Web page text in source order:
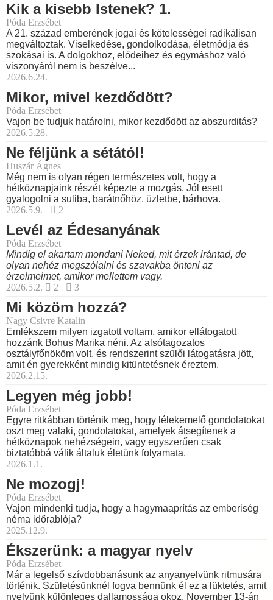
Kik a kisebb Istenek? 1.
Póda Erzsébet
A 21. század emberének jogai és kötelességei radikálisan
megváltoztak. Viselkedése, gondolkodása, életmódja és
szokásai is. A dolgokhoz, elődeihez és egymáshoz való
viszonyáról nem is beszélve...
2026.6.24.
Mikor, mivel kezdődött?
Póda Erzsébet
Vajon be tudjuk határolni, mikor kezdődött az abszurditás?
2026.5.28.
Ne féljünk a sétától!
Huszár Ágnes
Még nem is olyan régen természetes volt, hogy a
hétköznapjaink részét képezte a mozgás. Jól esett
gyalogolni a suliba, barátnőhöz, üzletbe, bárhova.
2026.5.9.
2
Levél az Édesanyának
Póda Erzsébet
Mindig el akartam mondani Neked, mit érzek irántad, de
olyan nehéz megszólalni és szavakba önteni az
érzelmeimet, amikor mellettem vagy.
2026.5.2.
2 3
Mi közöm hozzá?
Nagy Csivre Katalin
Emlékszem milyen izgatott voltam, amikor ellátogatott
hozzánk Bohus Marika néni. Az alsótagozatos
osztályfőnököm volt, és rendszerint szülői látogatásra jött,
amit én gyerekként mindig kitüntetésnek éreztem.
2026.2.15.
Legyen még jobb!
Póda Erzsébet
Egyre ritkábban történik meg, hogy lélekemelő gondolatokat
oszt meg valaki, gondolatokat, amelyek átsegítenek a
hétköznapok nehézségein, vagy egyszerűen csak
biztatóbbá válik általuk életünk folyamata.
2026.1.1.
Ne mozogj!
Póda Erzsébet
Vajon mindenki tudja, hogy a hagymaaprítás az emberiség
néma időrablója?
2025.12.9.
Ékszerünk: a magyar nyelv
Póda Erzsébet
Már a legelső szívdobbanásunk az anyanyelvünk ritmusára
történik. Születésünknél fogva bennünk él ez a lüktetés, amit
nyelvünk különleges dallamossága okoz. November 13-án